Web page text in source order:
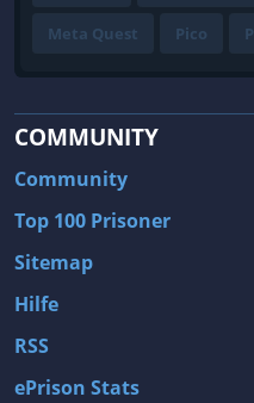
Meta Quest Pico
COMMUNITY
Community
Top 100 Prisoner
Sitemap
Hilfe
RSS
ePrison Stats